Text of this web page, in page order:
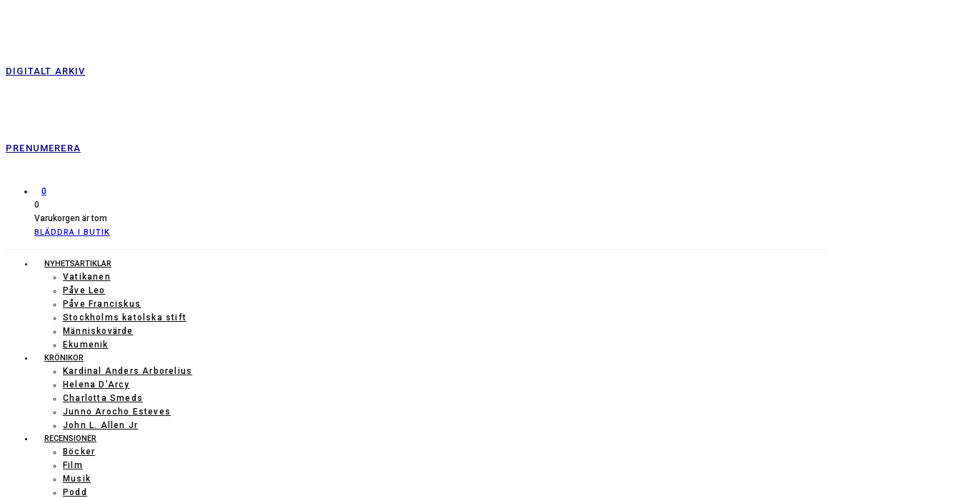
DIGITALT ARKIV
PRENUMERERA
0
0
Varukorgen är tom
BLÄDDRA I BUTIK
NYHETSARTIKLAR
Vatikanen
Påve Leo
Påve Franciskus
Stockholms katolska stift
Människovärde
Ekumenik
KRÖNIKOR
Kardinal Anders Arborelius
Helena D’Arcy
Charlotta Smeds
Junno Arocho Esteves
John L. Allen Jr
RECENSIONER
Böcker
Film
Musik
Podd